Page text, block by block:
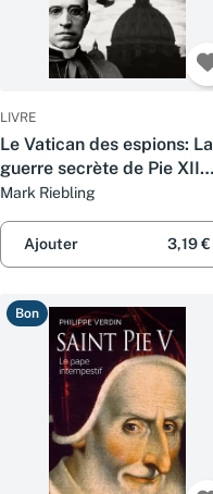
LIVRE
Le Vatican des espions: La
guerre secrète de Pie XII
contre Hitler
Mark Riebling
Ajouter 3,19 €
Bon